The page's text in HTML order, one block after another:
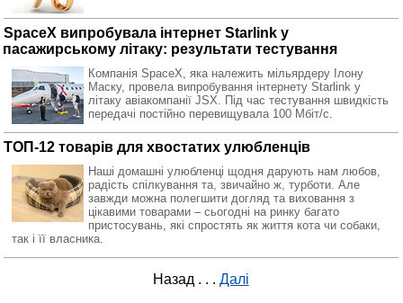
SpaceX випробувала інтернет Starlink у
пасажирському літаку: результати тестування
Компанія SpaceX, яка належить мільярдеру Ілону
Маску, провела випробування інтернету Starlink у
літаку авіакомпанії JSX. Під час тестування швидкість
передачі постійно перевищувала 100 Мбіт/с.
ТОП-12 товарів для хвостатих улюбленців
Наші домашні улюбленці щодня дарують нам любов,
радість спілкування та, звичайно ж, турботи. Але
завжди можна полегшити догляд та виховання з
цікавими товарами – сьогодні на ринку багато
пристосувань, які спростять як життя кота чи собаки,
так і її власника.
Назад . . . Далі